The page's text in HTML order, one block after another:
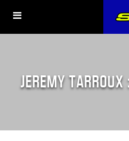
JEREMY